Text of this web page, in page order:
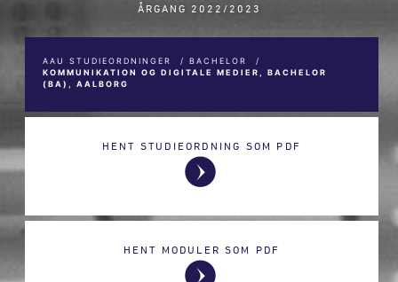
ÅRGANG 2022/2023
AAU STUDIEORDNINGER / BACHELOR
/
KOMMUNIKATION OG DIGITALE MEDIER, BACHELOR
(BA), AALBORG
HENT STUDIEORDNING SOM PDF
HENT MODULER SOM PDF